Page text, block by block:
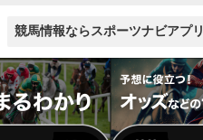
競馬情報ならスポーツナビアプリ